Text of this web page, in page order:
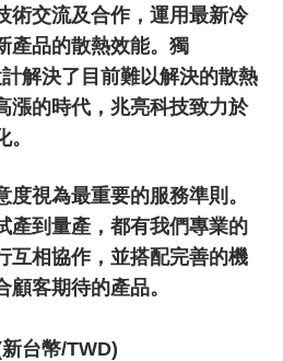
術交流及合作，運用最新冷
產品的散熱效能。獨
解決了目前難以解決的散熱
漲的時代，兆亮科技致力於
視為最重要的服務準則。
產到量產，都有我們專業的
互相協作，並搭配完善的機
客期待的產品。
台幣/TWD)